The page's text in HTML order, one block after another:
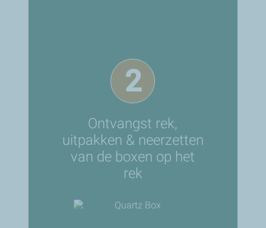
2
Ontvangst rek,
uitpakken & neerzetten
van de boxen op het
rek